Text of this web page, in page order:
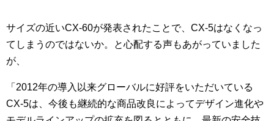
サイズの近いCX-60が発表されたことで、CX-5はなくなっ
てしまうのではないか。と心配する声もあがっていました
が、
「2012年の導入以来グローバルに好評をいただいている
CX-5は、今後も継続的な商品改良によってデザイン進化や